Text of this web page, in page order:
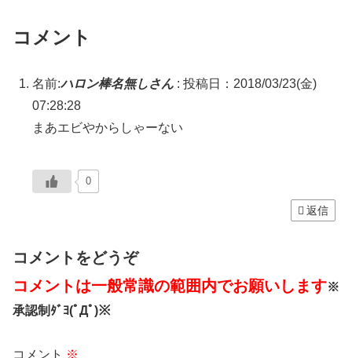
コメント
名前:ハロン棒名無しさん : 投稿日：2018/03/23(金)
07:28:28
まあエビやからしゃーない
0
返信
コメントをどうぞ
コメントは一般常識の範囲内でお願いします※
承認制ﾀﾞﾖ(ﾟДﾟ)※
コメント ※